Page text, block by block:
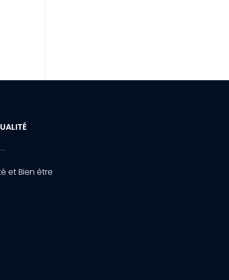
et Bien être